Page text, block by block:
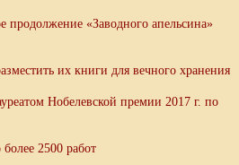
продолжение «Заводного апельсина»
их книги для вечного хранения
Нобелевской премии 2017 г. по
2500 работ